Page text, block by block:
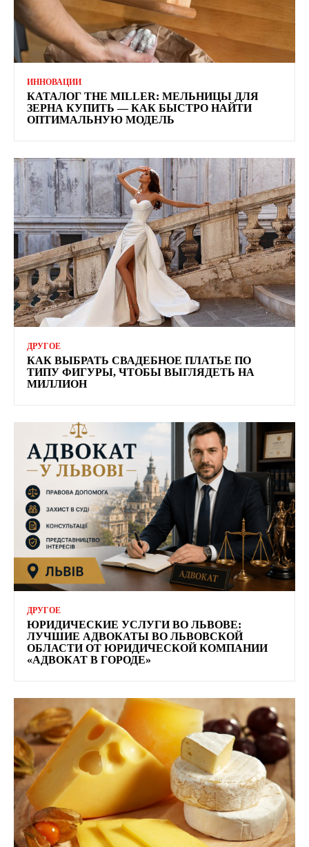
ИННОВАЦИИ
КАТАЛОГ THE MILLER: МЕЛЬНИЦЫ ДЛЯ
ЗЕРНА КУПИТЬ — КАК БЫСТРО НАЙТИ
ОПТИМАЛЬНУЮ МОДЕЛЬ
ДРУГОЕ
КАК ВЫБРАТЬ СВАДЕБНОЕ ПЛАТЬЕ ПО
ТИПУ ФИГУРЫ, ЧТОБЫ ВЫГЛЯДЕТЬ НА
МИЛЛИОН
ДРУГОЕ
ЮРИДИЧЕСКИЕ УСЛУГИ ВО ЛЬВОВЕ:
ЛУЧШИЕ АДВОКАТЫ ВО ЛЬВОВСКОЙ
ОБЛАСТИ ОТ ЮРИДИЧЕСКОЙ КОМПАНИИ
«АДВОКАТ В ГОРОДЕ»